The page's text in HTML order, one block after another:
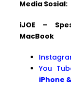
Media Sosial:
iJOE –
MacBook
You
iPhone